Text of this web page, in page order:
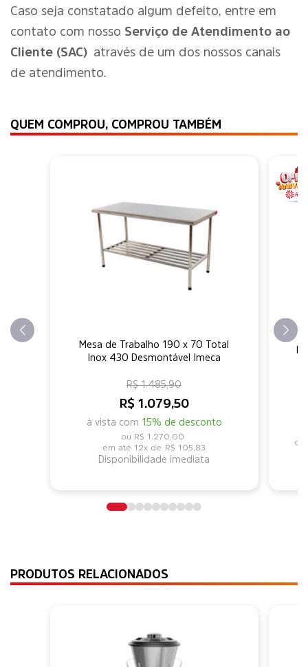
Caso seja constatado algum defeito, entre em
contato com nosso Serviço de Atendimento ao
Cliente (SAC) através de um dos nossos canais
de atendimento.
QUEM COMPROU, COMPROU TAMBÉM
Mesa de Trabalho 190 x 70 Total
Inox 430 Desmontável Imeca
R$ 1.079,50
à vista com 15% de desconto
R$ 1.485,90
R$ 1.270,00
12x de R$ 105,83
Disponibilidade imediata
PRODUTOS RELACIONADOS